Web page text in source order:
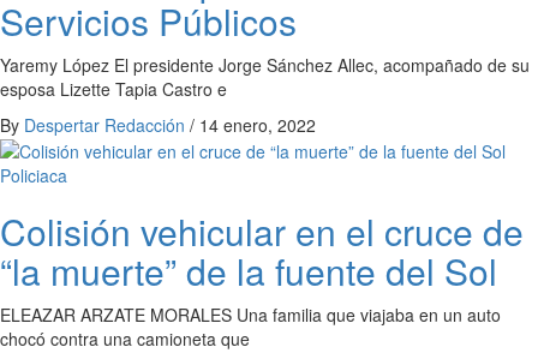
Servicios Públicos
Yaremy López El presidente Jorge Sánchez Allec, acompañado de su
esposa Lizette Tapia Castro e
By Despertar Redacción / 14 enero, 2022
Policiaca
Colisión vehicular en el cruce de
“la muerte” de la fuente del Sol
ELEAZAR ARZATE MORALES Una familia que viajaba en un auto
chocó contra una camioneta que